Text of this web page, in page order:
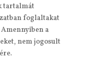
tartalmát
foglaltakat
a
nem jogosult